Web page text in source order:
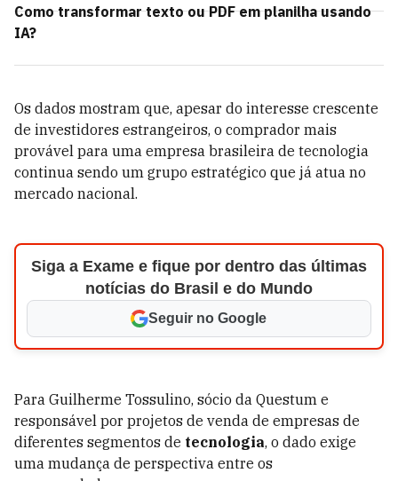
Como transformar texto ou PDF em planilha usando
IA?
Os dados mostram que, apesar do interesse crescente
de investidores estrangeiros, o comprador mais
provável para uma empresa brasileira de tecnologia
continua sendo um grupo estratégico que já atua no
mercado nacional.
Siga a Exame e fique por dentro das últimas
notícias do Brasil e do Mundo
Seguir no Google
Para Guilherme Tossulino, sócio da Questum e
responsável por projetos de venda de empresas de
diferentes segmentos de tecnologia, o dado exige
uma mudança de perspectiva entre os